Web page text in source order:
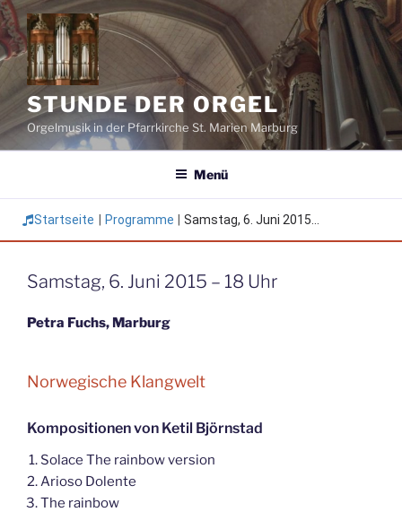
Zum
Inhalt
springen
STUNDE DER ORGEL
Orgelmusik in der Pfarrkirche St. Marien Marburg
Menü
Startseite Programme Samstag, 6. Juni 2015...
Samstag, 6. Juni 2015 – 18 Uhr
Petra Fuchs, Marburg
Norwegische Klangwelt
Kompositionen von Ketil Björnstad
Solace The rainbow version
Arioso Dolente
The rainbow